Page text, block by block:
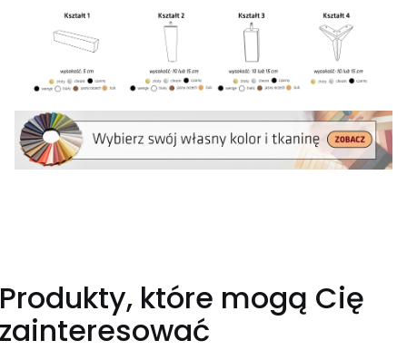
Produkty, które mogą Cię
zainteresować